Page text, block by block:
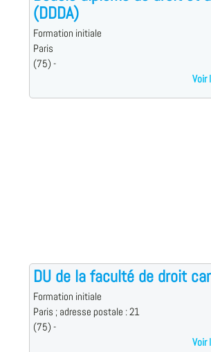
(DDDA)
Formation initiale
Paris
(75) -
Voir
DU de la faculté de droit
Formation initiale
Paris ; adresse postale : 21
(75) -
Voir